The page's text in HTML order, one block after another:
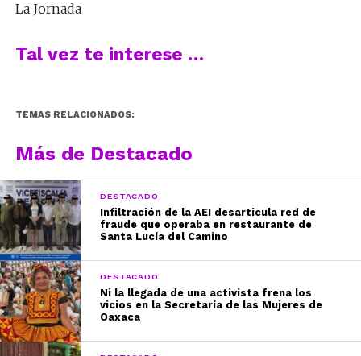
La Jornada
Tal vez te interese …
TEMAS RELACIONADOS:
Más de Destacado
DESTACADO
Infiltración de la AEI desarticula red de
fraude que operaba en restaurante de
Santa Lucía del Camino
DESTACADO
Ni la llegada de una activista frena los
vicios en la Secretaría de las Mujeres de
Oaxaca